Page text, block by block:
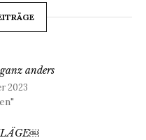
anders
2023